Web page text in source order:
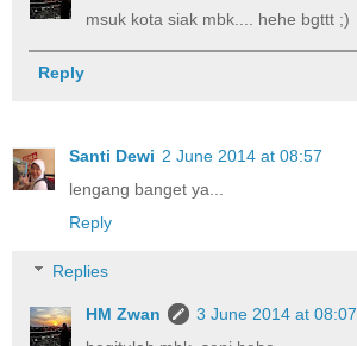
msuk kota siak mbk.... hehe bgttt ;)
Reply
Santi Dewi 2 June 2014 at 08:57
lengang banget ya...
Reply
Replies
HM Zwan
3 June 2014 at 08:07